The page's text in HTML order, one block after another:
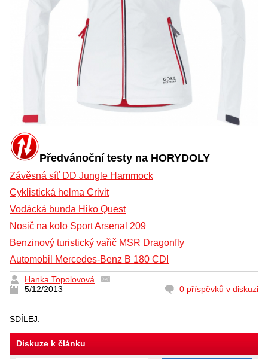
Předvánoční testy na HORYDOLY
Závěsná síť DD Jungle Hammock
Cyklistická helma Crivit
Vodácká bunda Hiko Quest
Nosič na kolo Sport Arsenal 209
Benzinový turistický vařič MSR Dragonfly
Automobil Mercedes-Benz B 180 CDI
Hanka Topolovová
5/12/2013
0 příspěvků v diskuzi
SDÍLEJ:
Diskuze k článku